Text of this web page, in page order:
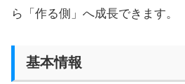
ら「作る側」へ成長できます。
基本情報